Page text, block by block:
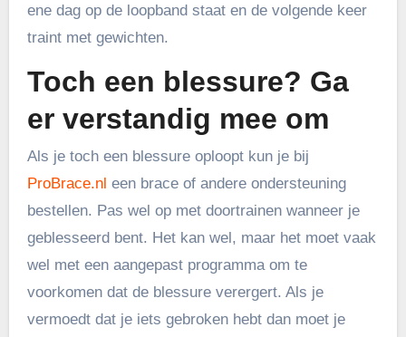
ene dag op de loopband staat en de volgende keer
traint met gewichten.
Toch een blessure? Ga
er verstandig mee om
Als je toch een blessure oploopt kun je bij
ProBrace.nl een brace of andere ondersteuning
bestellen. Pas wel op met doortrainen wanneer je
geblesseerd bent. Het kan wel, maar het moet vaak
wel met een aangepast programma om te
voorkomen dat de blessure verergert. Als je
vermoedt dat je iets gebroken hebt dan moet je